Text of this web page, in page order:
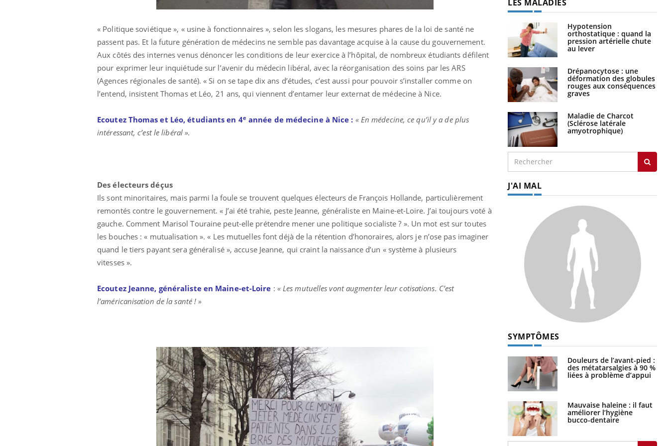
« Politique soviétique », « usine à fonctionnaires », selon les slogans, les mesures phares de la loi de santé ne
passent pas. Et la future génération de médecins ne semble pas davantage acquise à la cause du gouvernement.
Aux côtés des internes venus dénoncer les conditions de leur exercice à l’hôpital, de nombreux étudiants défilent
pour exprimer leur inquiétude sur l’avenir du médecin libéral, avec la réorganisation des soins par les ARS
(Agences régionales de santé). « Si on se tape dix ans d’études, c’est aussi pour pouvoir s’installer comme on
l’entend, insistent Thomas et Léo, 21 ans, qui viennent d’entamer leur externat de médecine à Nice.
Ecoutez Thomas et Léo, étudiants en 4e année de médecine à Nice : « En médecine, ce qu’il y a de plus
intéressant, c’est le libéral ».
Des électeurs déçus
Ils sont minoritaires, mais parmi la foule se trouvent quelques électeurs de François Hollande, particulièrement
remontés contre le gouvernement. « J’ai été trahie, peste Jeanne, généraliste en Maine-et-Loire. J’ai toujours voté à
gauche. Comment Marisol Touraine peut-elle prétendre mener une politique socialiste ? ». Un mot est sur toutes
les bouches : « mutualisation ». « Les mutuelles font déjà de la rétention d’honoraires, alors je n’ose pas imaginer
quand le tiers payant sera généralisé », accuse Jeanne, qui craint la naissance d’un « système à plusieurs
vitesses ».
Ecoutez Jeanne, généraliste en Maine-et-Loire : « Les mutuelles vont augmenter leur cotisations. C’est
l’américanisation de la santé ! »
LES MALADIES
Hypotension
orthostatique : quand la
pression artérielle chute
au lever
Drépanocytose : une
déformation des globules
rouges aux conséquences
graves
Maladie de Charcot
(Sclérose latérale
amyotrophique)
J'AI MAL
SYMPTÔMES
Douleurs de l’avant-pied :
des métatarsalgies à 90 %
liées à problème d’appui
Mauvaise haleine : il faut
améliorer l’hygiène
bucco-dentaire